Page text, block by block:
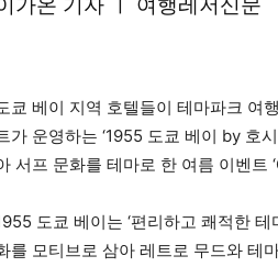
쿄 베이 지역 호텔들이 테마파크 여
가 운영하는 ‘1955 도쿄 베이 by 호
서프 문화를 테마로 한 여름 이벤
도쿄 베이는 ‘편리하고 쾌적한
를 모티브로 삼아 레트로 무드와 테